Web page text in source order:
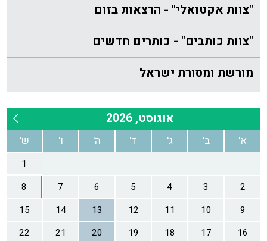
"צוות אקטואלי" - הרצאות בזום
"צוות כותבים" - כותרים חדשים
מורשת ומסורת ישראל